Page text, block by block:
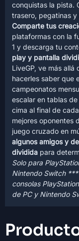
conquistas la pista.
trasero, pegatinas
Comparte tus
plataformas con la
1 y descarga tu
play y pantalla
LiveGP, ve más
hacerles saber que
campeonatos
escalar en tablas
cima al final de
mejores oponentes
juego cruzado en
algunos amigos y
dividida para
Solo para
Nintendo Switch
consolas
de PC y Nintendo